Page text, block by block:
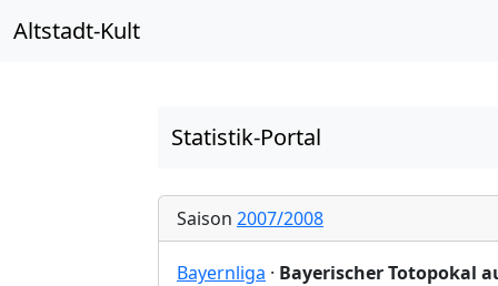
Altstadt-Kult
Statistik-Portal
Saison 2007/2008
Bayernliga · Bayerischer Totopokal